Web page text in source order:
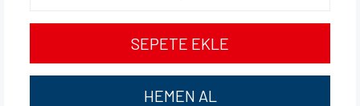
SEPETE EKLE
HEMEN AL